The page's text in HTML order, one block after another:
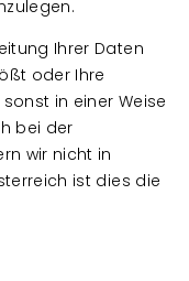
Ihrer Daten
oder Ihre
in einer Weise
bei der
wir nicht in
ist dies die